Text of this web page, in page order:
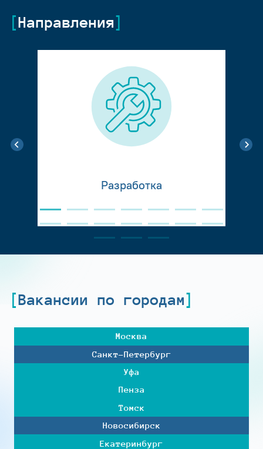
Направления
Разработка
Вакансии по городам
Москва
Санкт-Петербург
Уфа
Пенза
Томск
Новосибирск
Екатеринбург